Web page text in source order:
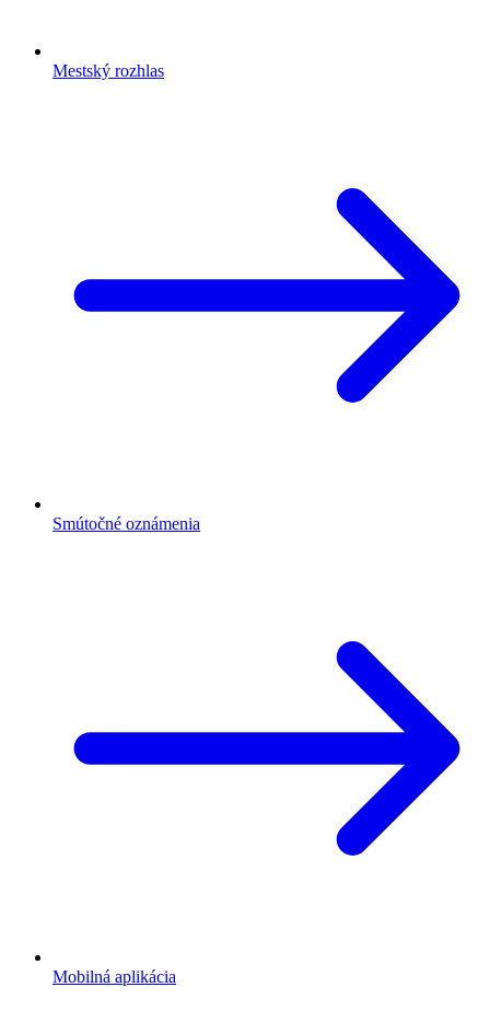
Mestský rozhlas
Smútočné oznámenia
Mobilná aplikácia